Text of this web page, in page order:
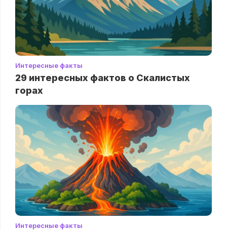
Интересные факты
29 интересных фактов о Скалистых
горах
Интересные факты